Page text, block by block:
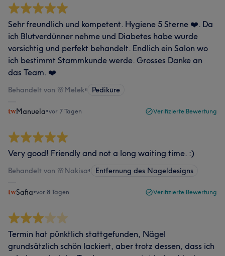
Sehr freundlich und kompetent. Hygiene 5 Sterne ❤️. Da
ich Blutverdünner nehme und Diabetes habe wurde
vorsichtig und perfekt behandelt. Endlich ein Salon wo
ich bestimmt Stammkunde werde. Grosses Danke an
das Team. ❤️
Behandelt von 🌸Melek• Pediküre
Manuela•vor 7 Tagen Verifizierte Bewertung
Very good! Friendly and not a long waiting time. :)
Behandelt von 🌸Nakisa• Entfernung des Nageldesigns
Safia•vor 8 Tagen Verifizierte Bewertung
Termin hat pünktlich stattgefunden, Nägel
grundsätzlich schön lackiert, aber trotz dessen, dass ich